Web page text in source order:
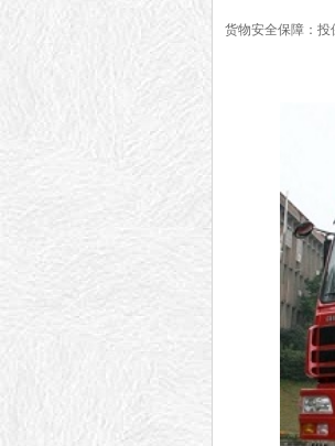
货物安全保障：投